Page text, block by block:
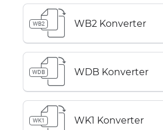
WB2 WB2 Konverter
WDB WDB Konverter
WK1 WK1 Konverter